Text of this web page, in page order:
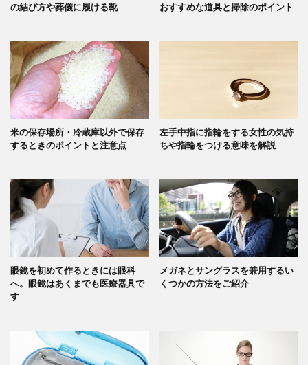
の結び方や葬儀に履ける靴
おすすめな道具と掃除のポイント
米の保存場所・冷蔵庫以外で保存
するときのポイントと注意点
左手中指に指輪をする女性の気持
ちや指輪をつける意味を解説
眼鏡を初めて作るときには眼科
へ。眼鏡はあくまでも医療器具で
す
メガネとサングラスを兼用するい
くつかの方法をご紹介